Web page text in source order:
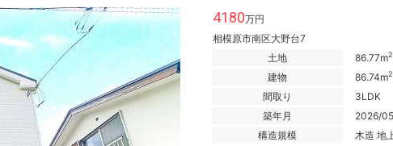
4180万円
相模原市南区大野台7
土地
86.77m2
建物 86.74m2
間取り
3LDK
築年月
2026/05
構造規模
木造 地